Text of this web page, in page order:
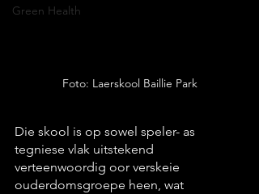
Green Health
Foto: Laerskool Baillie Park
Die skool is op sowel speler- as
tegniese vlak uitstekend
verteenwoordig oor verskeie
ouderdomsgroepe heen, wat